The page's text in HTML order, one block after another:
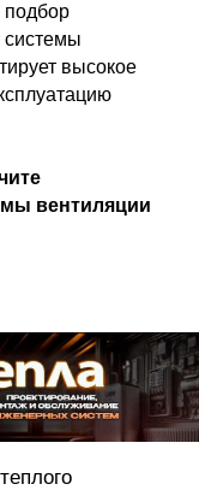
подбор
системы
высокое
вентиляции